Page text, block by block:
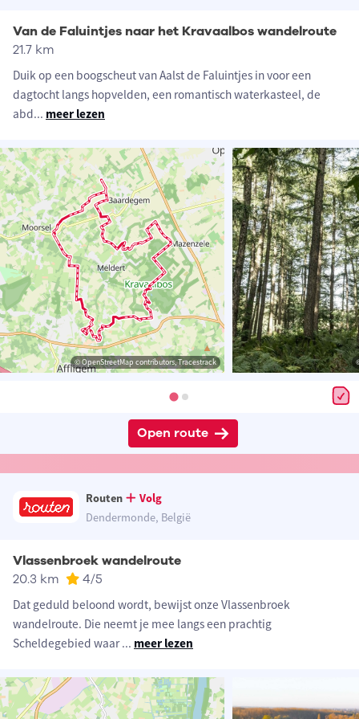
Van de Faluintjes naar het Kravaalbos wandelroute
21.7 km
Duik op een boogscheut van Aalst de Faluintjes in voor een
dagtocht langs hopvelden, een romantisch waterkasteel, de
abd... meer lezen
© OpenStreetMap contributors, Tracestrack
Open route
Routen
Volg
Dendermonde, België
Vlassenbroek wandelroute
20.3 km 4/5
Dat geduld beloond wordt, bewijst onze Vlassenbroek
wandelroute. Die neemt je mee langs een prachtig
Scheldegebied waar... meer lezen